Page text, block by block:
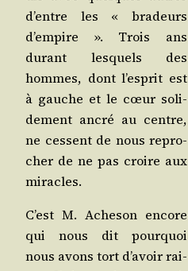
d’entre les « bra­deurs
d’empire ». Trois ans
durant les­quels des
hommes, dont l’esprit est
à gauche et le cœur soli­
de­ment ancré au centre,
ne cessent de nous repro­
cher de ne pas croire aux
miracles.
C’est M. Ache­son encore
qui nous dit pour­quoi
nous avons tort d’avoir rai­